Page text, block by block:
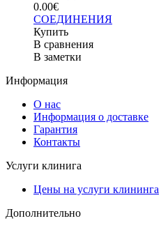
0.00€
СОЕДИНЕНИЯ
Купить
В сравнения
В заметки
Информация
О нас
Информация о доставке
Гарантия
Контакты
Услуги клинига
Цены на услуги клининга
Дополнительно